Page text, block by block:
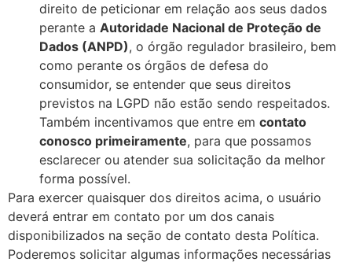
direito de peticionar em relação aos seus dados
perante a Autoridade Nacional de Proteção de
Dados (ANPD), o órgão regulador brasileiro, bem
como perante os órgãos de defesa do
consumidor, se entender que seus direitos
previstos na LGPD não estão sendo respeitados.
Também incentivamos que entre em contato
conosco primeiramente, para que possamos
esclarecer ou atender sua solicitação da melhor
forma possível.
Para exercer quaisquer dos direitos acima, o usuário
deverá entrar em contato por um dos canais
disponibilizados na seção de contato desta Política.
Poderemos solicitar algumas informações necessárias